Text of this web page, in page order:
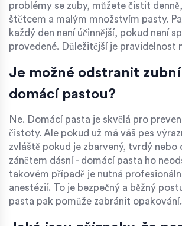
problémy se zuby, můžete čistit
štětcem a malým množstvím pasty.
každý den není účinnější, pokud není
provedené. Důležitější je pravidelnost
Je možné odstranit
domácí pastou?
Ne. Domácí pasta je skvělá pro
čistoty. Ale pokud už má váš pes
zvláště pokud je zbarvený, tvrdý nebo
zánětem dásní - domácí pasta ho
takovém případě je nutná
anestézií. To je bezpečný a běžný
pasta pak pomůže zabránit opakování.